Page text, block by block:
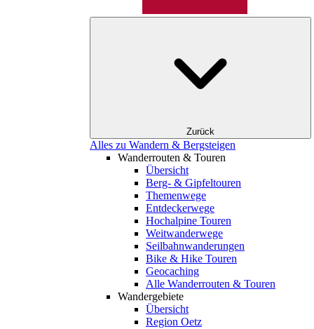
Zurück
Alles zu Wandern & Bergsteigen
Wanderrouten & Touren
Übersicht
Berg- & Gipfeltouren
Themenwege
Entdeckerwege
Hochalpine Touren
Weitwanderwege
Seilbahnwanderungen
Bike & Hike Touren
Geocaching
Alle Wanderrouten & Touren
Wandergebiete
Übersicht
Region Oetz